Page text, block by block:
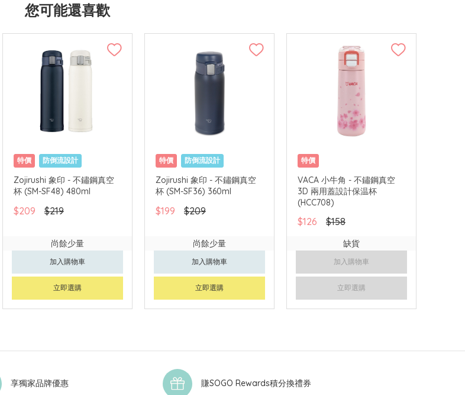
您可能還喜歡
特價 防倒流設計
Zojirushi 象印 - 不鏽鋼真空
杯 (SM-SF48) 480ml
$209 $219
尚餘少量
加入購物車
立即選購
特價 防倒流設計
Zojirushi 象印 - 不鏽鋼真空
杯 (SM-SF36) 360ml
$199 $209
尚餘少量
加入購物車
立即選購
特價
VACA 小牛角 - 不鏽鋼真空
3D 兩用蓋設計保温杯
(HCC708)
$126 $158
缺貨
加入購物車
立即選購
享獨家品牌優惠 賺SOGO Rewards積分換禮券